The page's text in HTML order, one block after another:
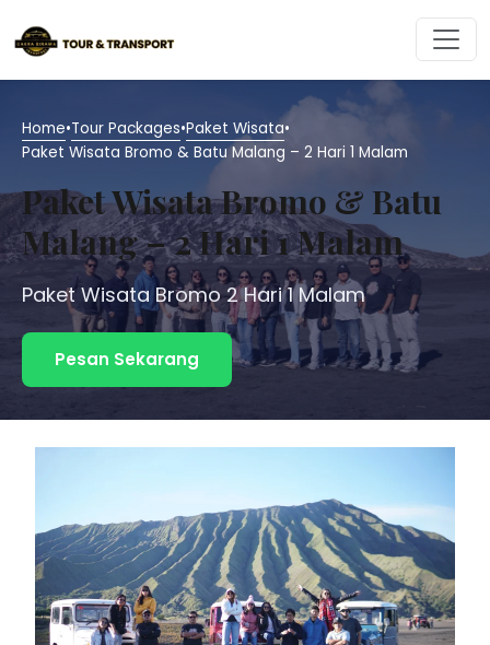
ke
Home•Tour Packages•Paket Wisata•
Paket Wisata Bromo & Batu Malang – 2 Hari 1 Malam
Paket Wisata Bromo & Batu
Malang – 2 Hari 1 Malam
Paket Wisata Bromo 2 Hari 1 Malam
Pesan Sekarang